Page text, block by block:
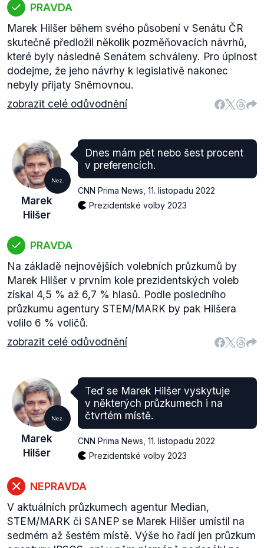
PRAVDA
Marek Hilšer během svého působení v Senátu ČR
skutečně předložil několik pozměňovacích návrhů,
které byly následně Senátem schváleny. Pro úplnost
dodejme, že jeho návrhy k legislativě nakonec
nebyly přijaty Sněmovnou.
zobrazit celé odůvodnění
Nez.
Marek
Hilšer
Dnes mám pět nebo šest procent
v preferencích.
CNN Prima News 11. listopadu 2022
Prezidentské volby 2023
PRAVDA
Na základě nejnovějších volebních průzkumů by
Marek Hilšer v prvním kole prezidentských voleb
získal 4,5 % až 6,7 % hlasů. Podle posledního
průzkumu agentury STEM/MARK by pak Hilšera
volilo 6 % voličů.
zobrazit celé odůvodnění
Nez.
Marek
Hilšer
Teď se Marek Hilšer vyskytuje
v některých průzkumech i na
čtvrtém místě.
CNN Prima News 11. listopadu 2022
Prezidentské volby 2023
NEPRAVDA
V aktuálních průzkumech agentur Median,
STEM/MARK či SANEP se Marek Hilšer umístil na
sedmém až šestém místě. Výše ho řadí jen průzkum